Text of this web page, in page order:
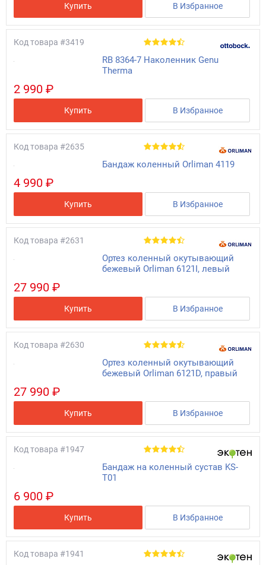
Купить В Избранное
Код товара #3419
RB 8364-7 Наколенник Genu
Therma
2 990 ₽
Купить В Избранное
Код товара #2635
Бандаж коленный Orliman 4119
4 990 ₽
Купить В Избранное
Код товара #2631
Ортез коленный окутывающий
бежевый Orliman 6121I, левый
27 990 ₽
Купить В Избранное
Код товара #2630
Ортез коленный окутывающий
бежевый Orliman 6121D, правый
27 990 ₽
Купить В Избранное
Код товара #1947
Бандаж на коленный сустав KS-
T01
6 900 ₽
Купить В Избранное
Код товара #1941